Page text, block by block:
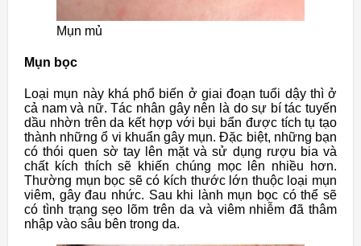
Mụn mủ
Mụn bọc
Loại mụn này khá phổ biến ở giai đoạn tuổi dậy thì ở
cả nam và nữ. Tác nhân gây nên là do sự bí tác tuyến
dầu nhờn trên da kết hợp với bụi bẩn được tích tụ tạo
thành những ổ vi khuẩn gây mụn. Đặc biệt, những bạn
có thói quen sờ tay lên mặt và sử dụng rượu bia và
chất kích thích sẽ khiến chúng mọc lên nhiều hơn.
Thường mụn bọc sẽ có kích thước lớn thuộc loại mụn
viêm, gây đau nhức. Sau khi lành mụn bọc có thể sẽ
có tình trạng sẹo lõm trên da và viêm nhiễm đã thâm
nhập vào sâu bên trong da.